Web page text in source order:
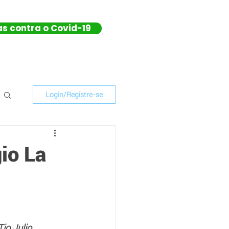
contra o Covid-19
Login/Registre-se
La